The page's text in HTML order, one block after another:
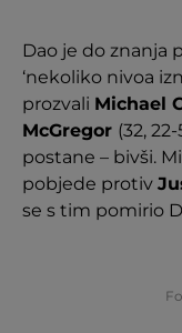
Dao je do znanja
‘nekoliko nivoa
prozvali Michael
McGregor (32,
postane – bivši.
pobjede protiv
se s tim pomirio